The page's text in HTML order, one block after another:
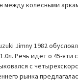
между колесными
Jimny 1982
Речь идет о 45-яти
с
рынка